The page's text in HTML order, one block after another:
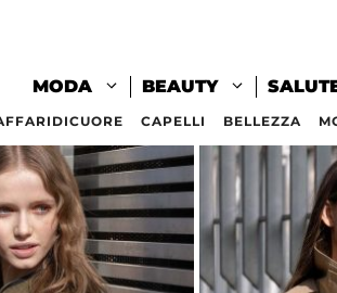
MODA BEAUTY
CAPELLI BELLEZZA